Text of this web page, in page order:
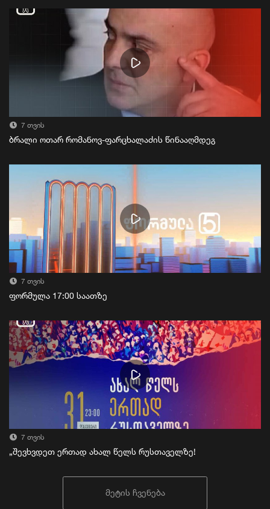
7 თვის
ბრალი ოთარ რომანოვ-ფარცხალაძის წინააღმდეგ
7 თვის
ფორმულა 17:00 საათზე
7 თვის
„შევხვდეთ ერთად ახალ წელს რუსთაველზე!
მეტის ჩვენება